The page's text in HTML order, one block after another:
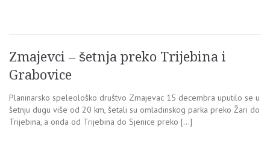
Zmajevci – šetnja preko Trijebina i
Grabovice
Planinarsko speleološko društvo Zmajevac 15 decembra uputilo se u
šetnju dugu više od 20 km, šetali su omladinskog parka preko Žari do
Trijebina, a onda od Trijebina do Sjenice preko […]